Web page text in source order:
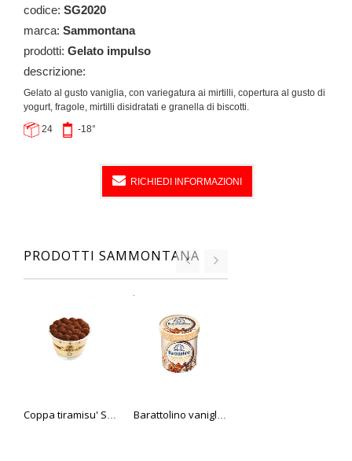
codice: SG2020
marca: Sammontana
prodotti: Gelato impulso
descrizione:
Gelato al gusto vaniglia, con variegatura ai mirtilli, copertura al gusto di
yogurt, fragole, mirtilli disidratati e granella di biscotti.
24 -18°
RICHIEDI INFORMAZIONI
PRODOTTI SAMMONTANA
Coppa tiramisu' Sammontana 90 gr Barattolino vaniglia/cioccolato Sammontana 500 gr